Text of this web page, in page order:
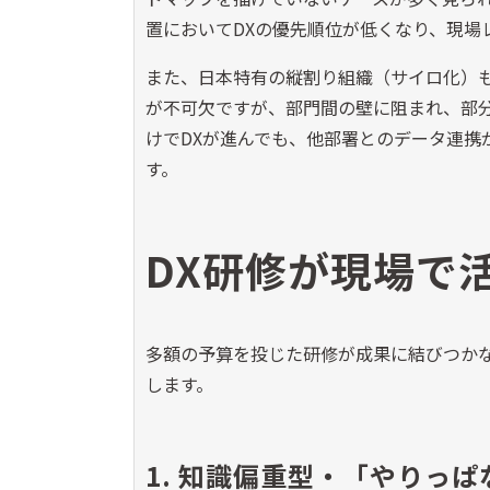
置においてDXの優先順位が低くなり、現
また、日本特有の縦割り組織（サイロ化）
が不可欠ですが、部門間の壁に阻まれ、部
けでDXが進んでも、他部署とのデータ連
す。
DX研修が現場で
多額の予算を投じた研修が成果に結びつ
します。
1. 知識偏重型・「やりっぱ